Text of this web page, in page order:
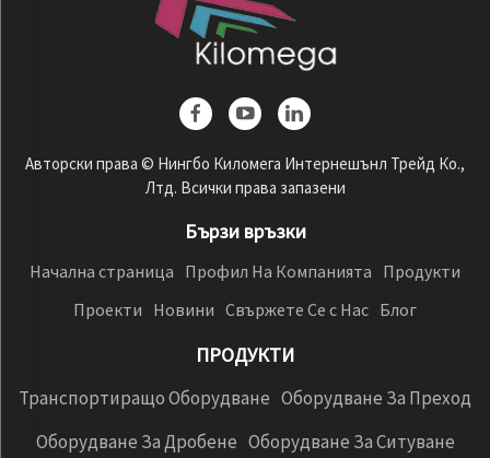
Авторски права © Нингбо Киломега Интернешънл Трейд Ко.,
Лтд. Всички права запазени
Бързи връзки
Начална страница Профил На Компанията Продукти
Проекти Новини Свържете Се с Нас Блог
ПРОДУКТИ
Транспортиращо Оборудване Оборудване За Преход
Оборудване За Дробене Оборудване За Ситуване